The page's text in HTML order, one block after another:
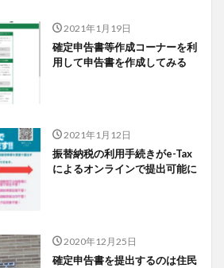
2021年1月19日
確定申告書等作成コーナーを利
用して申告書を作成してみる
2021年1月12日
振替納税の利用手続きがe-Tax
によるオンラインで提出可能に
2020年12月25日
確定申告書を提出するのは住民